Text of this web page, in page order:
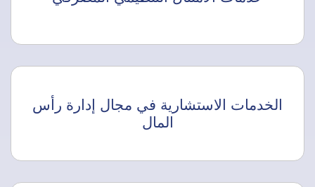
الخدمات الاستشارية في مجال إدارة رأس
المال